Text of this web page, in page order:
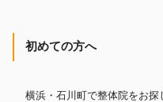
初めての方へ
横浜・石川町で整体院をお